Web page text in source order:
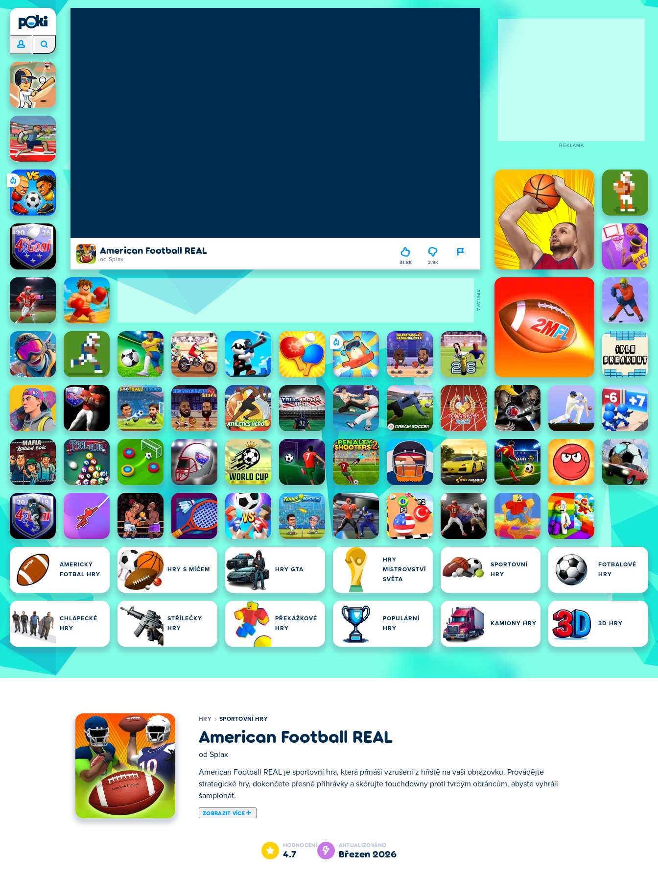
American Football REAL
od Splax 31.8K 2.9K
AMERICKÝ
FOTBAL HRY
HRY S MÍČEM HRY GTA
HRY
MISTROVSTVÍ
SVĚTA
SPORTOVNÍ
HRY
FOTBALOVÉ
HRY
CHLAPECKÉ
HRY
STŘÍLEČKY
HRY
PŘEKÁŽKOVÉ
HRY
POPULÁRNÍ
HRY
KAMIONY HRY 3D HRY
REKLAMA
REKLAMA
HRY SPORTOVNÍ HRY
American Football REAL
od Splax
American Football REAL je sportovní hra, která přináší vzrušení z hřiště na vaši obrazovku. Provádějte
strategické hry, dokončete přesné přihrávky a skórujte touchdowny proti tvrdým obráncům, abyste vyhráli
šampionát.
ZOBRAZIT VÍCE
Americký fotbal REAL přináší vzrušení z roštu na dosah ruky! Vstupte na hřiště, kde se počítá každý pohyb, a vy jste celý tým! Házejte přesné
máte na to, abyste se stali skutečnou hvězdou amerického fotbalu!
HODNOCENÍ
4.7
AKTUALIZOVÁNO
březen 2026